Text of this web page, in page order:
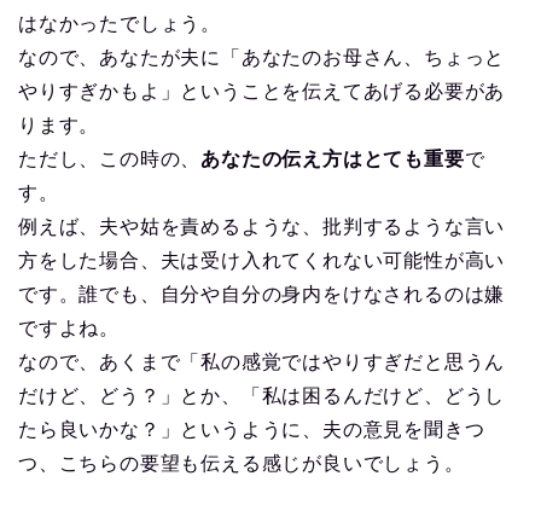
はなかったでしょう。
なので、あなたが夫に「あなたのお母さん、ちょっと
やりすぎかもよ」ということを伝えてあげる必要があ
ります。
ただし、この時の、 あなたの伝え方はとても重要で
す。
例えば、夫や姑を責めるような、批判するような言い
方をした場合、夫は受け入れてくれない可能性が高い
です。誰でも、自分や自分の身内をけなされるのは嫌
ですよね。
なので、あくまで「私の感覚ではやりすぎだと思うん
だけど、どう？」とか、「私は困るんだけど、どうし
たら良いかな？」というように、夫の意見を聞きつ
つ、こちらの要望も伝える感じが良いでしょう。